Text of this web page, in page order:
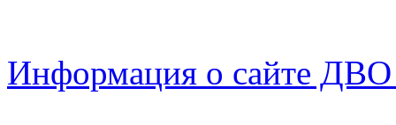
Информация о сайте